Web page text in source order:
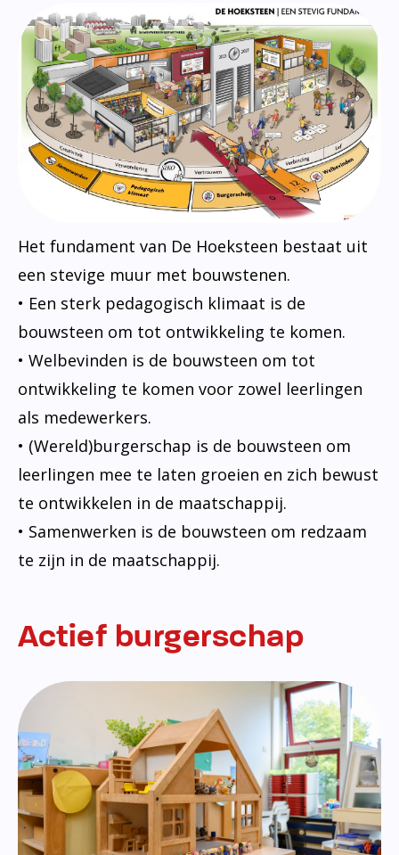
Het fundament van De Hoeksteen bestaat uit
een stevige muur met bouwstenen.
• Een sterk pedagogisch klimaat is de
bouwsteen om tot ontwikkeling te komen.
• Welbevinden is de bouwsteen om tot
ontwikkeling te komen voor zowel leerlingen
als medewerkers.
• (Wereld)burgerschap is de bouwsteen om
leerlingen mee te laten groeien en zich bewust
te ontwikkelen in de maatschappij.
• Samenwerken is de bouwsteen om redzaam
te zijn in de maatschappij.
Actief burgerschap